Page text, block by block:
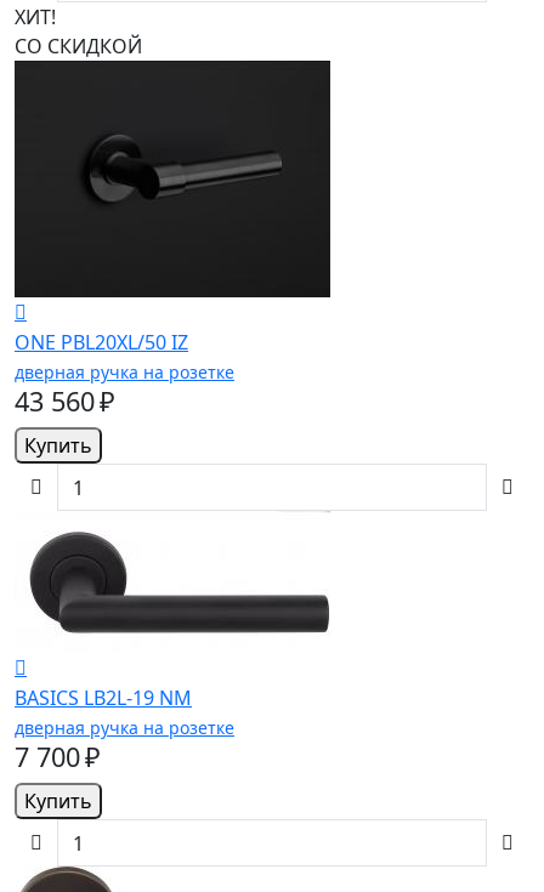
ХИТ!
СО СКИДКОЙ
ONE PBL20XL/50 IZ
дверная ручка на розетке
43 560 ₽
Купить
BASICS LB2L-19 NM
дверная ручка на розетке
7 700 ₽
Купить